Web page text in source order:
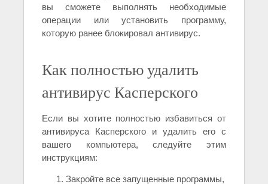
вы сможете выполнять необходимые
операции или установить программу,
которую ранее блокировал антивирус.
Как полностью удалить
антивирус Касперского
Если вы хотите полностью избавиться от
антивируса Касперского и удалить его с
вашего компьютера, следуйте этим
инструкциям:
Закройте все запущенные программы,